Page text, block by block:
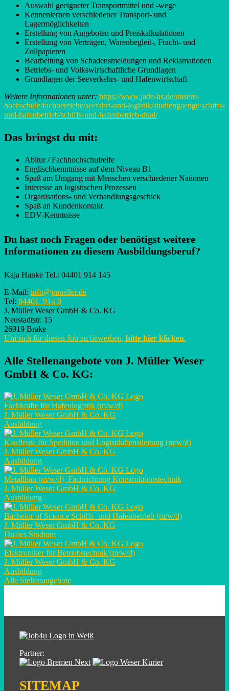
Auswahl geeigneter Transportmittel und -wege
Kennenlernen verschiedener Transport- und
Lagermöglichkeiten
Erstellung von Angeboten und Preiskalkulationen
Erstellung von Verträgen, Warenbegleit-, Fracht- und
Zollpapieren
Bearbeitung von Schadensmeldungen und Reklamationen
Betriebs- und Volkswirtschaftliche Grundlagen
Grundlagen der Seeverkehrs- und Hafenwirtschaft
Weitere Informationen unter: https://www.jade-hs.de/unsere-
hochschule/fachbereiche/seefahrt-und-logistik/studiengaenge/schiffs-
und-hafenbetrieb/schiffs-und-hafenbetrieb-dual/
Das bringst du mit:
Abitur / Fachhochschulreife
Englischkenntnisse auf dem Niveau B1
Spaß am Umgang mit Menschen verschiedener Nationen
Interesse an logistischen Prozessen
Organisations- und Verhandlungsgeschick
Spaß an Kundenkontakt
EDV-Kenntnisse
Du hast noch Fragen oder benötigst weitere
Informationen zu diesem Ausbildungsberuf?
Kaja Hanke Tel.: 04401 914 145
E-Mail: info@jmueller.de
Tel: 04401 914 0
J. Müller Weser GmbH & Co. KG
Neustadtstr. 15
26919 Brake
Um sich für diesen Job zu bewerben, bitte hier klicken.
Alle Stellenangebote von J. Müller Weser
GmbH & Co. KG:
Fachkräfte für Hafenlogistik (m/w/d)
J. Müller Weser GmbH & Co. KG
Ausbildung
Kaufleute für Spedition und Logistikdienstleitung (m/w/d)
J. Müller Weser GmbH & Co. KG
Ausbildung
Metallbau (m/w/d), Fachrichtung Konstruktionstechnik
J. Müller Weser GmbH & Co. KG
Ausbildung
Bachelor of Science Schiffs- und Hafenbetrieb (m/w/d)
J. Müller Weser GmbH & Co. KG
Duales Studium
Elektroniker für Betriebstechnik (m/w/d)
J. Müller Weser GmbH & Co. KG
Ausbildung
Alle Stellenangebote
Partner:
SITEMAP